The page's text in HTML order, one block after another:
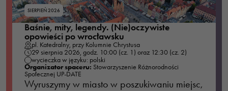
SIERPIEŃ 2026
Baśnie, mity, legendy. (Nie)oczywiste
opowieści po wrocławsku
pl. Katedralny, przy Kolumnie Chrystusa
29 sierpnia 2026, godz. 10:00 (cz. 1) oraz 12:30 (cz. 2)
wycieczka w języku: polski
Organizator spaceru:
Społecznej UP-DATE
Wyruszymy w miasto w poszukiwaniu miejsc,
Aby nasza strona
internetowa
działała jak
najlepiej podczas
twojego przejścia
na nią. Jeśli
odrzucisz te pliki